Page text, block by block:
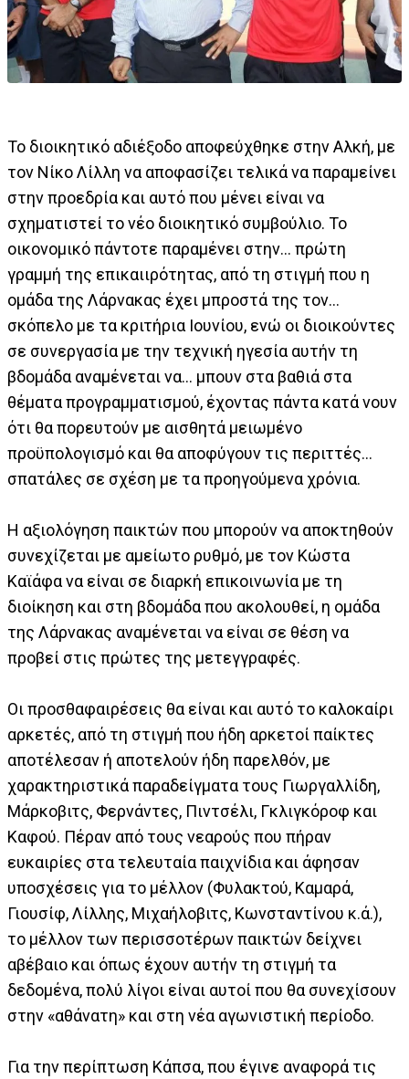
Το διοικητικό αδιέξοδο αποφεύχθηκε στην Αλκή, με
τον Νίκο Λίλλη να αποφασίζει τελικά να παραμείνει
στην προεδρία και αυτό που μένει είναι να
σχηματιστεί το νέο διοικητικό συμβούλιο. Το
οικονομικό πάντοτε παραμένει στην... πρώτη
γραμμή της επικαιιρότητας, από τη στιγμή που η
ομάδα της Λάρνακας έχει μπροστά της τον...
σκόπελο με τα κριτήρια Ιουνίου, ενώ οι διοικούντες
σε συνεργασία με την τεχνική ηγεσία αυτήν τη
βδομάδα αναμένεται να... μπουν στα βαθιά στα
θέματα προγραμματισμού, έχοντας πάντα κατά νουν
ότι θα πορευτούν με αισθητά μειωμένο
προϋπολογισμό και θα αποφύγουν τις περιττές...
σπατάλες σε σχέση με τα προηγούμενα χρόνια.
Η αξιολόγηση παικτών που μπορούν να αποκτηθούν
συνεχίζεται με αμείωτο ρυθμό, με τον Κώστα
Καϊάφα να είναι σε διαρκή επικοινωνία με τη
διοίκηση και στη βδομάδα που ακολουθεί, η ομάδα
της Λάρνακας αναμένεται να είναι σε θέση να
προβεί στις πρώτες της μετεγγραφές.
Οι προσθαφαιρέσεις θα είναι και αυτό το καλοκαίρι
αρκετές, από τη στιγμή που ήδη αρκετοί παίκτες
αποτέλεσαν ή αποτελούν ήδη παρελθόν, με
χαρακτηριστικά παραδείγματα τους Γιωργαλλίδη,
Μάρκοβιτς, Φερνάντες, Πιντσέλι, Γκλιγκόροφ και
Καφού. Πέραν από τους νεαρούς που πήραν
ευκαιρίες στα τελευταία παιχνίδια και άφησαν
υποσχέσεις για το μέλλον (Φυλακτού, Καμαρά,
Γιουσίφ, Λίλλης, Μιχαήλοβιτς, Κωνσταντίνου κ.ά.),
το μέλλον των περισσοτέρων παικτών δείχνει
αβέβαιο και όπως έχουν αυτήν τη στιγμή τα
δεδομένα, πολύ λίγοι είναι αυτοί που θα συνεχίσουν
στην «αθάνατη» και στη νέα αγωνιστική περίοδο.
Για την περίπτωση Κάπσα, που έγινε αναφορά τις